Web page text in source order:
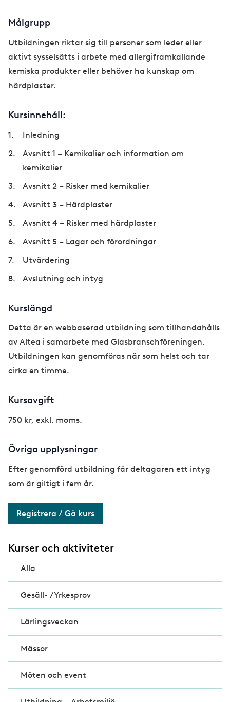
Målgrupp
Utbildningen riktar sig till personer som leder eller
aktivt sysselsätts i arbete med allergiframkallande
kemiska produkter eller behöver ha kunskap om
härdplaster.
Kursinnehåll:
Inledning
Avsnitt 1 – Kemikalier och information om
kemikalier
Avsnitt 2 – Risker med kemikalier
Avsnitt 3 – Härdplaster
Avsnitt 4 – Risker med härdplaster
Avsnitt 5 – Lagar och förordningar
Utvärdering
Avslutning och intyg
Kurslängd
Detta är en webbaserad utbildning som tillhandahålls
av Altea i samarbete med Glasbranschföreningen.
Utbildningen kan genomföras när som helst och tar
cirka en timme.
Kursavgift
750 kr, exkl. moms.
Övriga upplysningar
Efter genomförd utbildning får deltagaren ett intyg
som är giltigt i fem år.
Registrera / Gå kurs
Kurser och aktiviteter
Alla
Gesäll- /Yrkesprov
Lärlingsveckan
Mässor
Möten och event